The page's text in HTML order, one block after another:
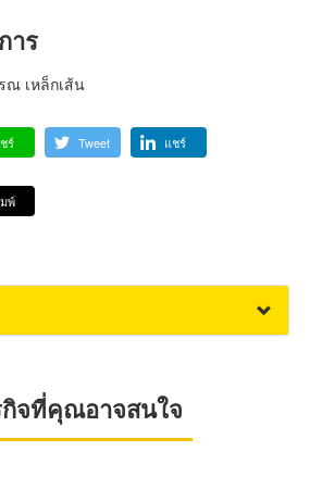
าร
ณ เหล็กเส้น
ร์ Tweet แชร์
พ์
จที่คุณอาจสนใจ